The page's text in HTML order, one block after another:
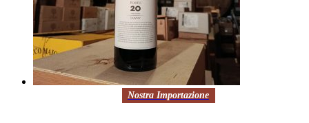
Nostra Importazione